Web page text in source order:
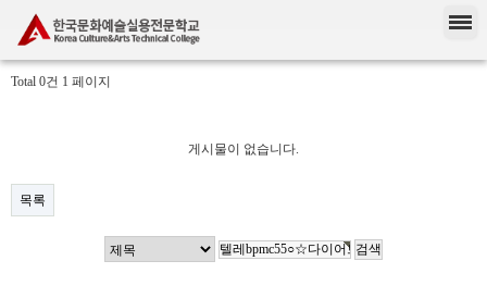
Total 0건 1 페이지
게시물이 없습니다.
목록